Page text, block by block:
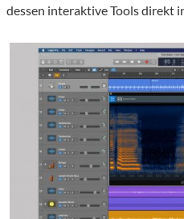
dessen interaktive Tools direkt